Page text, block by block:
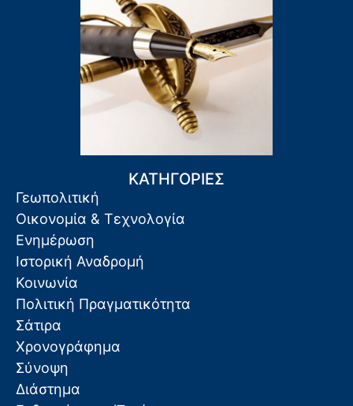
ΚΑΤΗΓΟΡΙΕΣ
Γεωπολιτική
Οικονομία & Τεχνολογία
Ενημέρωση
Ιστορική Αναδρομή
Κοινωνία
Πολιτική Πραγματικότητα
Σάτιρα
Χρονογράφημα
Σύνοψη
Διάστημα